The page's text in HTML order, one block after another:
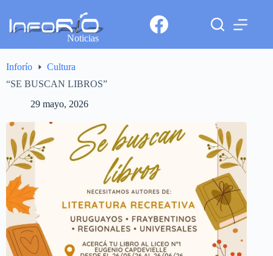
Noticias
Inforío
Cultura
“SE BUSCAN LIBROS”
29 mayo, 2026